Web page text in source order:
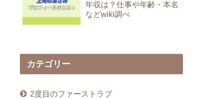
年収は？仕事や年齢・本名
などwiki調べ
カテゴリー
2度目のファーストラブ